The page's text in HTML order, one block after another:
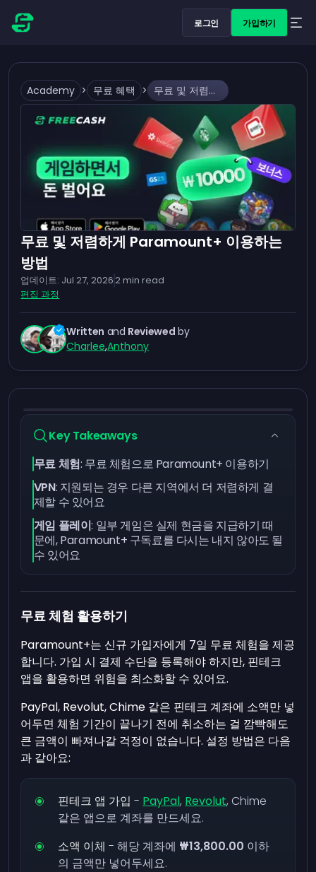
로그인 가입하기
Academy > 무료 혜택 > 무료 및 저렴하게 Paramount+ 이용하는 방법
무료 및 저렴하게 Paramount+ 이용하는
방법
업데이트: Jul 27, 20262min read
편집 과정
Written and Reviewed by
Charlee,Anthony
Key Takeaways
무료 체험: 무료 체험으로 Paramount+ 이용하기
VPN: 지원되는 경우 다른 지역에서 더 저렴하게 결
제할 수 있어요
게임 플레이: 일부 게임은 실제 현금을 지급하기 때
문에, Paramount+ 구독료를 다시는 내지 않아도 될
수 있어요
무료 체험 활용하기
Paramount+는 신규 가입자에게 7일 무료 체험을 제공
합니다. 가입 시 결제 수단을 등록해야 하지만, 핀테크
앱을 활용하면 위험을 최소화할 수 있어요.
PayPal, Revolut, Chime 같은 핀테크 계좌에 소액만 넣
어두면 체험 기간이 끝나기 전에 취소하는 걸 깜빡해도
큰 금액이 빠져나갈 걱정이 없습니다. 설정 방법은 다음
과 같아요:
핀테크 앱 가입 - PayPal, Revolut, Chime
같은 앱으로 계좌를 만드세요.
소액 이체 - 해당 계좌에 ₩13,800.00 이하
의 금액만 넣어두세요.